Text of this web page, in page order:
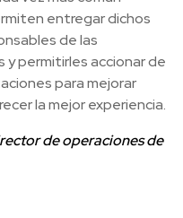
entregar dichos
de las
permitirles accionar de
para mejorar
la mejor experiencia.
de operaciones de